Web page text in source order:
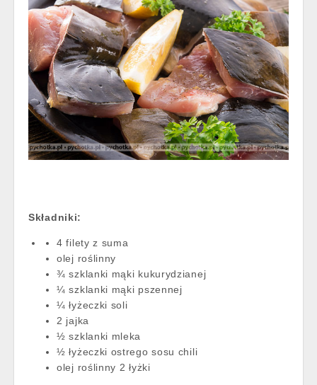
Składniki:
4 filety z suma
olej roślinny
¾ szklanki mąki kukurydzianej
¼ szklanki mąki pszennej
¼ łyżeczki soli
2 jajka
½ szklanki mleka
½ łyżeczki ostrego sosu chili
olej roślinny 2 łyżki